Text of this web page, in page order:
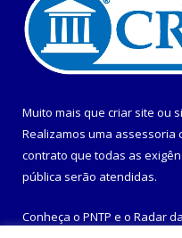
Muito mais que criar site ou
Realizamos uma assessoria
contrato que todas as
pública serão atendidas.
Conheça o PNTP e o Radar